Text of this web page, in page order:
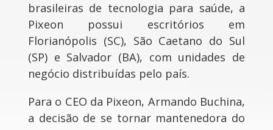
brasileiras de tecnologia para saúde, a
Pixeon possui escritórios em
Florianópolis (SC), São Caetano do Sul
(SP) e Salvador (BA), com unidades de
negócio distribuídas pelo país.
Para o CEO da Pixeon, Armando Buchina,
a decisão de se tornar mantenedora do